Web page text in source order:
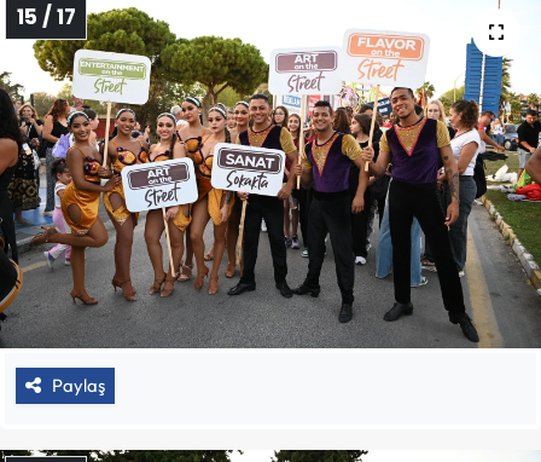
15 / 17
Paylaş